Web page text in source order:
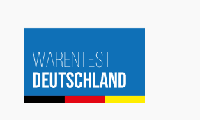
Inhalt
springen